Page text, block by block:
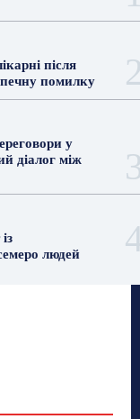
після
помилку
у
діалог між
людей